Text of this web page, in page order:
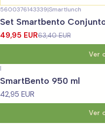
-21%OFF
5600376143339|Smartlunch
Set Smartbento
49,95 EUR63,40 EUR
Ver
|
SmartBento 950 ml
42,95 EUR
Ver